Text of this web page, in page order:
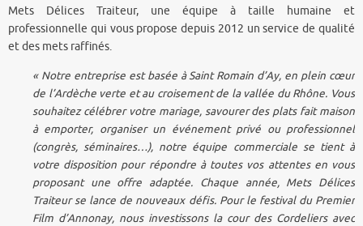
Mets Délices Traiteur, une équipe à taille humaine et
professionnelle qui vous propose depuis 2012 un service de qualité
et des mets raffinés.
« Notre entreprise est basée à Saint Romain d’Ay, en plein cœur
de l’Ardèche verte et au croisement de la vallée du Rhône. Vous
souhaitez célébrer votre mariage, savourer des plats fait maison
à emporter, organiser un événement privé ou professionnel
(congrès, séminaires…), notre équipe commerciale se tient à
votre disposition pour répondre à toutes vos attentes en vous
proposant une offre adaptée. Chaque année, Mets Délices
Traiteur se lance de nouveaux défis. Pour le festival du Premier
Film d’Annonay, nous investissons la cour des Cordeliers avec